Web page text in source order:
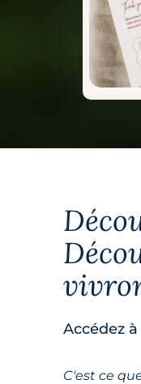
Accédez
C'est ce